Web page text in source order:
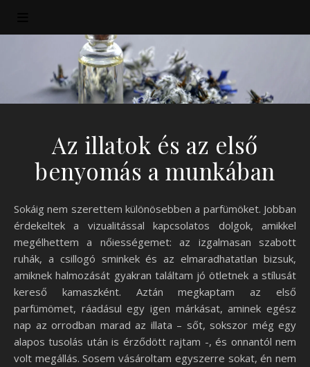
Az illatok és az első
benyomás a munkában
Sokáig nem szerettem különösebben a parfümöket. Jobban
érdekeltek a vizualitással kapcsolatos dolgok, amikkel
megélhettem a nőiességemet: az izgalmasan szabott
ruhák, a csillogó sminkek és az elmaradhatatlan bizsuk,
amiknek halmozását gyakran találtam jó ötletnek a stílusát
kereső kamaszként. Aztán megkaptam az első
parfümömet, ráadásul egy igen márkásat, aminek egész
nap az orrodban marad az illata – sőt, sokszor még egy
alapos tusolás után is érződött rajtam -, és onnantól nem
volt megállás. Sosem vásároltam egyszerre sokat, én nem